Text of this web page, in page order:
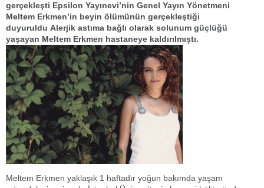
gerçekleşti Epsilon Yayınevi’nin Genel Yayın Yönetmeni
Meltem Erkmen’in beyin ölümünün gerçekleştiği
duyuruldu Alerjik astıma bağlı olarak solunum güçlüğü
yaşayan Meltem Erkmen hastaneye kaldırılmıştı.
Meltem Erkmen yaklaşık 1 haftadır yoğun bakımda yaşam